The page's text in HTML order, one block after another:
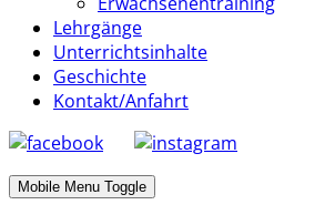
Lehrgänge
Unterrichtsinhalte
Geschichte
Kontakt/Anfahrt
Mobile Menu Toggle